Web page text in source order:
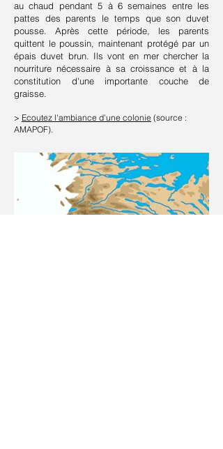
au chaud pendant 5 à 6 semaines entre les
pattes des parents le temps que son duvet
pousse. Après cette période, les parents
quittent le poussin, maintenant protégé par un
épais duvet brun. Ils vont en mer chercher la
nourriture nécessaire à sa croissance et à la
constitution d'une importante couche de
graisse.
> Ecoutez l'ambiance d'une colonie (source :
AMAPOF).